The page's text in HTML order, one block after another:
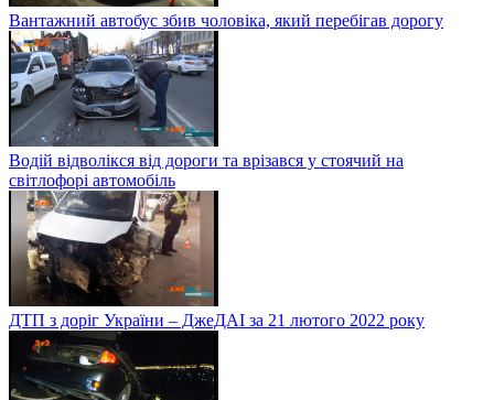
Вантажний автобус збив чоловіка, який перебігав дорогу
Водій відволікся від дороги та врізався у стоячий на
світлофорі автомобіль
ДТП з доріг України – ДжеДАІ за 21 лютого 2022 року